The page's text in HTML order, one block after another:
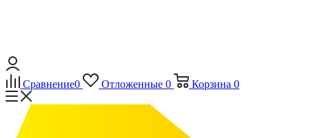
Сравнение0 Отложенные 0 Корзина 0